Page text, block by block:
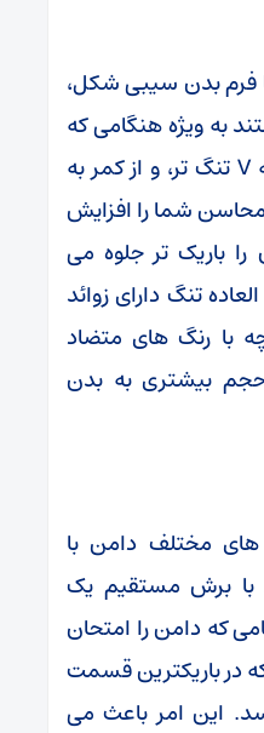
فرم بدن سیبی شکل،
به ویژه هنگامی که
بر روی ناحیه سینه با یقه V تنگ تر، و از کمر به
محاسن شما را افزایش
باریک تر جلوه می
تنگ دارای زوائد
با رنگ های متضاد
حجم بیشتری به بدن
مختلف دامن با
برش مستقیم یک
که دامن را امتحان
در باریکترین قسمت
این امر باعث می